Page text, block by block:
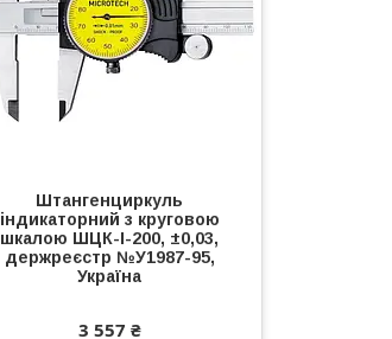
Штангенциркуль
індикаторний з круговою
шкалою ШЦК-І-200, ±0,03,
держреєстр №У1987-95,
Україна
3 557 ₴